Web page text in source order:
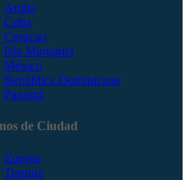
Aruba
Cuba
Curacao
Isla Margarita
México
República Dominicana
Panamá
de Ciudad
Europa
Turquía